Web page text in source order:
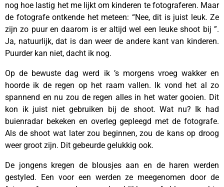
nog hoe lastig het me lijkt om kinderen te fotograferen. Maar
de fotografe ontkende het meteen: “Nee, dit is juist leuk. Ze
zijn zo puur en daarom is er altijd wel een leuke shoot bij ”.
Ja, natuurlijk, dat is dan weer de andere kant van kinderen.
Puurder kan niet, dacht ik nog.
Op de bewuste dag werd ik ’s morgens vroeg wakker en
hoorde ik de regen op het raam vallen. Ik vond het al zo
spannend en nu zou de regen alles in het water gooien. Dit
kon ik juist niet gebruiken bij de shoot. Wat nu? Ik had
buienradar bekeken en overleg gepleegd met de fotografe.
Als de shoot wat later zou beginnen, zou de kans op droog
weer groot zijn. Dit gebeurde gelukkig ook.
De jongens kregen de blousjes aan en de haren werden
gestyled. Een voor een werden ze meegenomen door de